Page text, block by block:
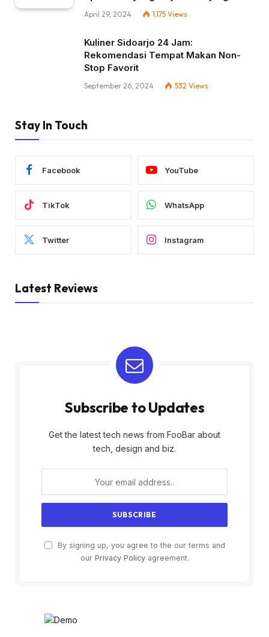
April 29, 2024 1,175 Views
Kuliner Sidoarjo 24 Jam:
Rekomendasi Tempat Makan Non-
Stop Favorit
September 26, 2024 532 Views
Stay In Touch
Facebook YouTube
TikTok WhatsApp
Twitter Instagram
Latest Reviews
Subscribe to Updates
Get the latest tech news from FooBar about
tech, design and biz.
By signing up, you agree to the our terms and
our Privacy Policyagreement.